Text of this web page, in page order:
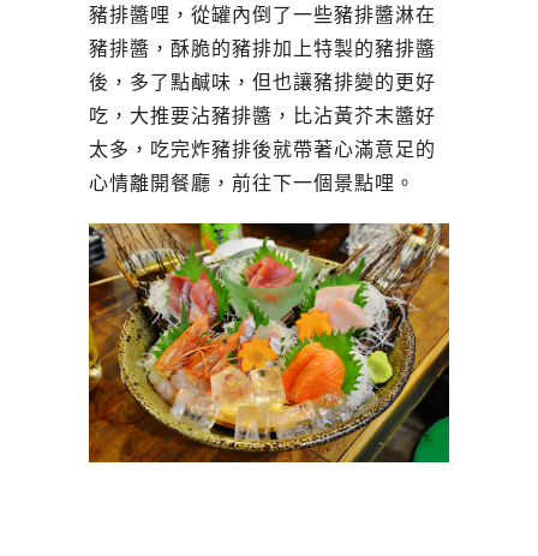
豬排醬哩，從罐內倒了一些豬排醬淋在
豬排醬，酥脆的豬排加上特製的豬排醬
後，多了點鹹味，但也讓豬排變的更好
吃，大推要沾豬排醬，比沾黃芥末醬好
太多，吃完炸豬排後就帶著心滿意足的
心情離開餐廳，前往下一個景點哩。